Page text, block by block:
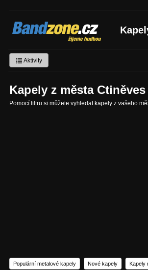
Bandzone.cz
žijeme hudbou
Aktivity
Kapely z města Ctiněves
Pomocí filtru si můžete vyhledat kapely z vašeho
Populární metalové kapely Nové kapely Kapely